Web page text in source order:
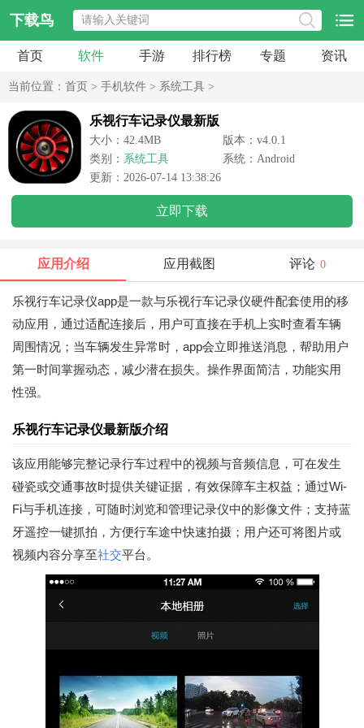
下载鸟
首页 软件 手游 排行榜 专题 资讯
当前位置： 首页 > 手机软件 > 系统工具 >
乐视行车记录仪最新版
大小：42.4MB
版本：v4.0.1
类别： 系统工具
系统：Android
更新：2026-07-14 13:38:26
立即下载
应用介绍 应用截图 评论 0
乐视行车记录仪app是一款与乐视行车记录仪硬件配套使用的移
动应用，通过适配连接后，用户可直接在手机上实时查看车辆
周围情况；当车辆发生异常时，app会立即推送消息，帮助用户
第一时间掌握动态，减少潜在损失。操作界面简洁，功能实用
性强。
乐视行车记录仪最新版介绍
该应用能够完整记录行车过程中的视频与音频信息，可在发生
碰瓷或交通事故时提供关键证据，有效保障车主权益；通过Wi-
Fi与手机连接，可随时浏览和管理记录仪中的影像文件；支持蓝
牙遥控一键抓拍，方便行车途中快速拍摄；用户还可将图片或
视频内容分享至社交平台。